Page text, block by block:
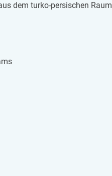
dem turko-per­si­schen Raum